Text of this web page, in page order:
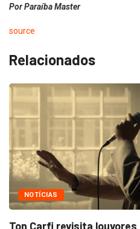
Por Paraíba Master
source
Relacionados
NOTÍCIAS
Ton Carfi revisita